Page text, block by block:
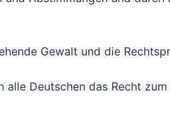
Gewalt und die
Deutschen das Recht